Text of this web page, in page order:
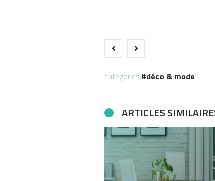
catégories: déco & mode
ARTICLES